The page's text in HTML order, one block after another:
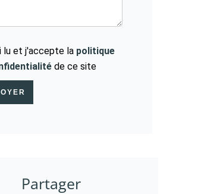
lu et j'accepte la politique
de ce site
Partager